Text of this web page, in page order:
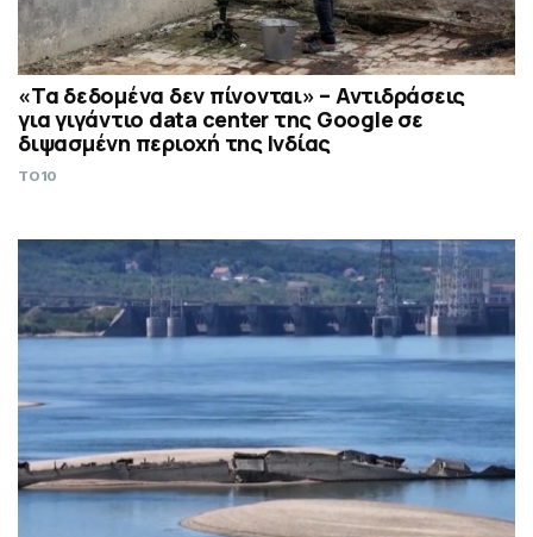
«Τα δεδομένα δεν πίνονται» – Αντιδράσεις
για γιγάντιο data center της Google σε
διψασμένη περιοχή της Ινδίας
TO10